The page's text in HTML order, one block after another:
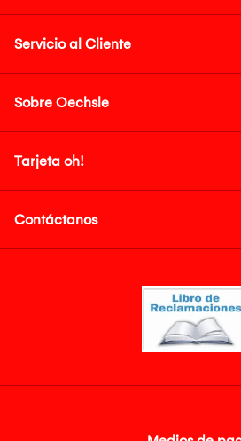
Servicio al Cliente
Sobre Oechsle
Tarjeta oh!
Contáctanos